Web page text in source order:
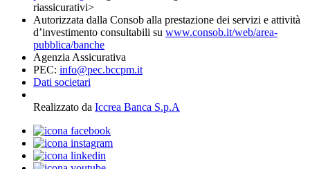
riassicurativi>
Autorizzata dalla Consob alla prestazione dei servizi e attività
d’investimento consultabili su www.consob.it/web/area-
pubblica/banche
Agenzia Assicurativa
PEC: info@pec.bccpm.it
Dati societari
Realizzato da Iccrea Banca S.p.A